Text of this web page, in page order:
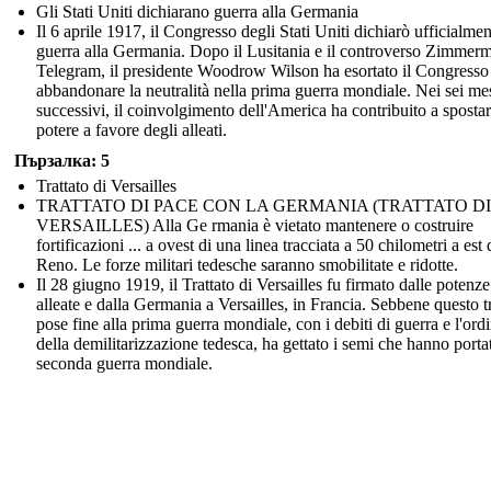
Gli Stati Uniti dichiarano guerra alla Germania
Il 6 aprile 1917, il Congresso degli Stati Uniti dichiarò
guerra alla Germania. Dopo il Lusitania e il controverso
Telegram, il presidente Woodrow Wilson ha esortato il
abbandonare la neutralità nella prima guerra mondiale. Nei sei
successivi, il coinvolgimento dell'America ha contribuito a
potere a favore degli alleati.
Пързалка: 5
Trattato di Versailles
TRATTATO DI PACE CON LA GERMANIA (TRATTATO DI
VERSAILLES) Alla Ge rmania è vietato mantenere o costruire
fortificazioni ... a ovest di una linea tracciata a 50 chilometri a est
Reno. Le forze militari tedesche saranno smobilitate e ridotte.
Il 28 giugno 1919, il Trattato di Versailles fu firmato dalle potenze
alleate e dalla Germania a Versailles, in Francia. Sebbene questo
pose fine alla prima guerra mondiale, con i debiti di guerra e
della demilitarizzazione tedesca, ha gettato i semi che hanno
seconda guerra mondiale.